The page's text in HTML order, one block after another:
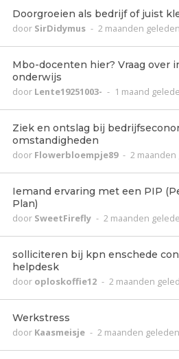
Doorgroeien als bedrijf of juist
door SirDidymus - 2 maanden geleden
Mbo-docenten hier? Vraag over
onderwijs
door Lente19251003- - 1 maand
Ziek en ontslag bij
omstandigheden
door Flowerbloempje89 - 2
Iemand ervaring met een PIP
Plan)
door SweetFirefly - 2 maanden
solliciteren bij kpn enschede
helpdesk
door oploskoffie12 - 2 maanden
Werkstress
door Kaasmeisje - 2 maanden geleden